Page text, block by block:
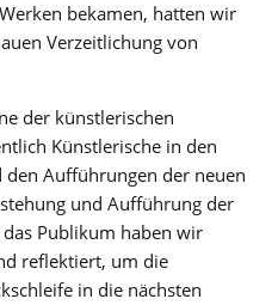
bekamen, hatten wir
Verzeitlichung von
der künstlerischen
Künstlerische in den
Aufführungen der neuen
und Aufführung der
Publikum haben wir
reflektiert, um die
in die nächsten